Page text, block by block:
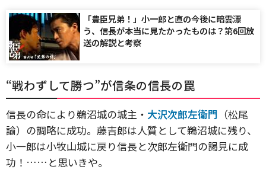
「豊臣兄弟！」小一郎と直の今後に暗雲漂
う、信長が本当に見たかったものは？第6回放
送の解説と考察
“戦わずして勝つ”が信条の信長の罠
信長の命により鵜沼城の城主・ 大沢次郎左衛門 （松尾
諭）の調略に成功。藤吉郎は人質として鵜沼城に残り、
小一郎は小牧山城に戻り信長と次郎左衛門の謁見に成
功！……と思いきや。